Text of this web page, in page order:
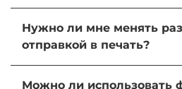
создания других
2) Двойным нажатием
3) В появившемся окно
"Установить"
Нужно ли мне менять
отправкой в печать?
Можно ли использовать